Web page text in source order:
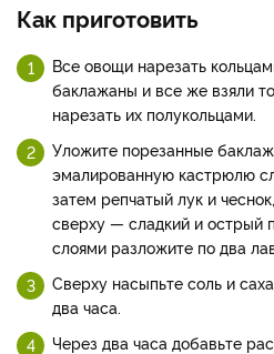
Как приготовить
Все овощи нарезать
баклажаны и все же взяли
нарезать их полукольцами.
Уложите порезанные
эмалированную кастрюлю
затем репчатый лук и
сверху — сладкий и острый
слоями разложите по два
Сверху насыпьте соль и
два часа.
Через два часа добавьте